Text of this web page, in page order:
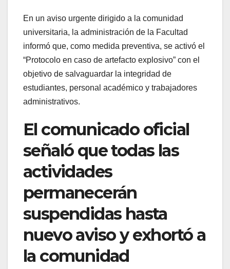
En un aviso urgente dirigido a la comunidad
universitaria, la administración de la Facultad
informó que, como medida preventiva, se activó el
“Protocolo en caso de artefacto explosivo” con el
objetivo de salvaguardar la integridad de
estudiantes, personal académico y trabajadores
administrativos.
El comunicado oficial
señaló que todas las
actividades
permanecerán
suspendidas hasta
nuevo aviso y exhortó a
la comunidad